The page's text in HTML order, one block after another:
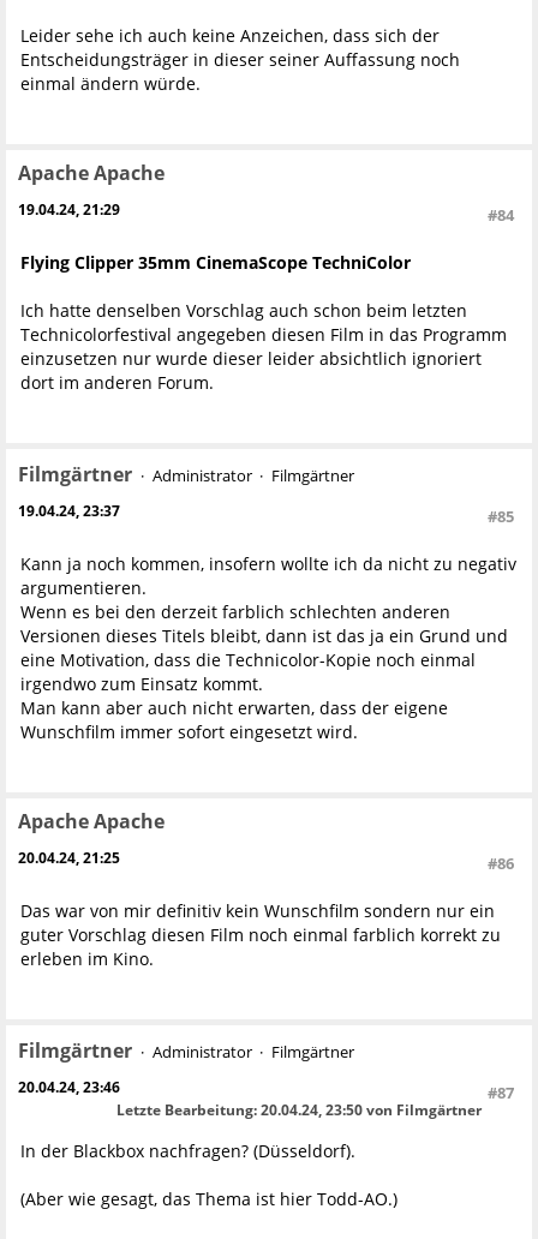
Leider sehe ich auch keine Anzeichen, dass sich der
Entscheidungsträger in dieser seiner Auffassung noch
einmal ändern würde.
Apache Apache
19.04.24, 21:29 #84
Flying Clipper 35mm CinemaScope TechniColor
Ich hatte denselben Vorschlag auch schon beim letzten
Technicolorfestival angegeben diesen Film in das Programm
einzusetzen nur wurde dieser leider absichtlich ignoriert
dort im anderen Forum.
Filmgärtner Administrator Filmgärtner
19.04.24, 23:37 #85
Kann ja noch kommen, insofern wollte ich da nicht zu negativ
argumentieren.
Wenn es bei den derzeit farblich schlechten anderen
Versionen dieses Titels bleibt, dann ist das ja ein Grund und
eine Motivation, dass die Technicolor-Kopie noch einmal
irgendwo zum Einsatz kommt.
Man kann aber auch nicht erwarten, dass der eigene
Wunschfilm immer sofort eingesetzt wird.
Apache Apache
20.04.24, 21:25 #86
Das war von mir definitiv kein Wunschfilm sondern nur ein
guter Vorschlag diesen Film noch einmal farblich korrekt zu
erleben im Kino.
Filmgärtner Administrator Filmgärtner
20.04.24, 23:46 #87
Letzte Bearbeitung: 20.04.24, 23:50 von Filmgärtner
In der Blackbox nachfragen? (Düsseldorf).
(Aber wie gesagt, das Thema ist hier Todd-AO.)